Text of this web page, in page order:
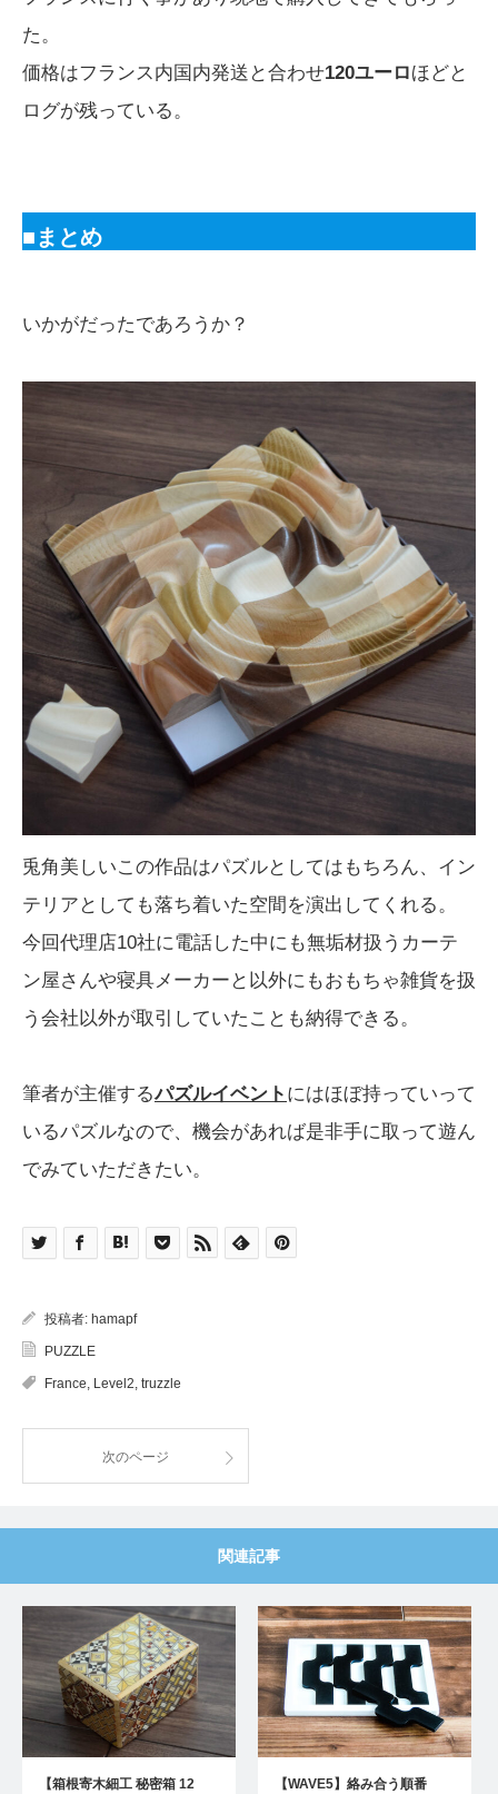
た。
価格はフランス内国内発送と合わせ120ユーロほどと
ログが残っている。
■まとめ
いかがだったであろうか？
兎角美しいこの作品はパズルとしてはもちろん、イン
テリアとしても落ち着いた空間を演出してくれる。
今回代理店10社に電話した中にも無垢材扱うカーテ
ン屋さんや寝具メーカーと以外にもおもちゃ雑貨を扱
う会社以外が取引していたことも納得できる。
筆者が主催するパズルイベント にはほぼ持っていって
いるパズルなので、機会があれば是非手に取って遊ん
でみていただきたい。
投稿者: hamapf
PUZZLE
France Level2 truzzle
次のページ
関連記事
【箱根寄木細工 秘密箱 12
【WAVE5】絡み合う順番